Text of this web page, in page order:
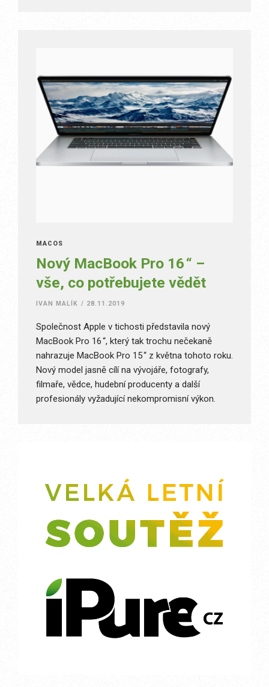
MACOS
Nový MacBook Pro 16 “ –
vše, co potřebujete vědět
IVAN MALÍK / 28.11.2019
Společnost Apple v tichosti představila nový
MacBook Pro 16 “, který tak trochu nečekaně
nahrazuje MacBook Pro 15 “ z května tohoto roku.
Nový model jasně cílí na vývojáře, fotografy,
filmaře, vědce, hudební producenty a další
profesionály vyžadující nekompromisní výkon.